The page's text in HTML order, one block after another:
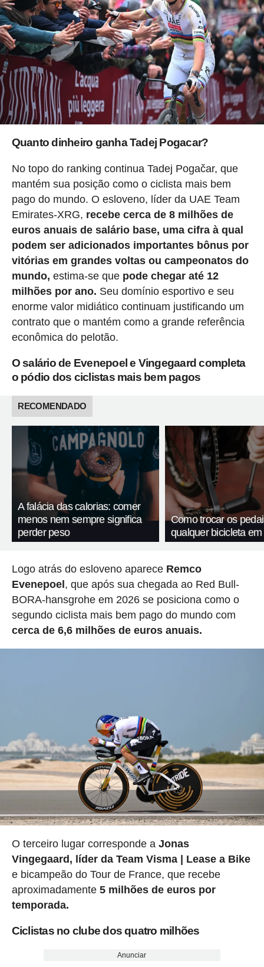
Quanto dinheiro ganha Tadej Pogacar?
No topo do ranking continua Tadej Pogačar, que
mantém sua posição como o ciclista mais bem
pago do mundo. O esloveno, líder da UAE Team
Emirates-XRG, recebe cerca de 8 milhões de
euros anuais de salário base, uma cifra à qual
podem ser adicionados importantes bônus por
vitórias em grandes voltas ou campeonatos do
mundo, estima-se que pode chegar até 12
milhões por ano. Seu domínio esportivo e seu
enorme valor midiático continuam justificando um
contrato que o mantém como a grande referência
econômica do pelotão.
O salário de Evenepoel e Vingegaard completa
o pódio dos ciclistas mais bem pagos
RECOMENDADO
A falácia das calorias: comer
menos nem sempre significa
perder peso
Como trocar os
qualquer bicicleta
Logo atrás do esloveno aparece Remco
Evenepoel , que após sua chegada ao Red Bull-
BORA-hansgrohe em 2026 se posiciona como o
segundo ciclista mais bem pago do mundo com
cerca de 6,6 milhões de euros anuais.
O terceiro lugar corresponde a Jonas
Vingegaard, líder da Team Visma | Lease a Bike
e bicampeão do Tour de France, que recebe
aproximadamente 5 milhões de euros por
temporada.
Ciclistas no clube dos quatro milhões
Anunciar